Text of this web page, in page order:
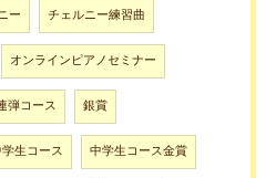
ー チェルニー練習曲
オンラインピアノセミナー
弾コース 銀賞
生コース 中学生コース金賞